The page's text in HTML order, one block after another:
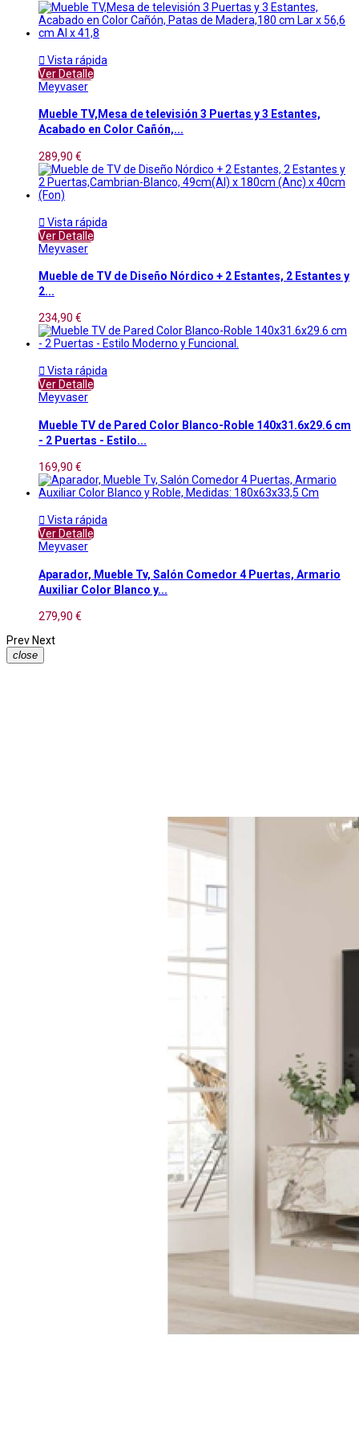
 Vista rápida
Ver Detalle
Meyvaser
Mueble TV,Mesa de televisión 3 Puertas y 3 Estantes,
Acabado en Color Cañón,...
289,90 €
 Vista rápida
Ver Detalle
Meyvaser
Mueble de TV de Diseño Nórdico + 2 Estantes, 2 Estantes y
2...
234,90 €
 Vista rápida
Ver Detalle
Meyvaser
Mueble TV de Pared Color Blanco-Roble 140x31.6x29.6 cm
- 2 Puertas - Estilo...
169,90 €
 Vista rápida
Ver Detalle
Meyvaser
Aparador, Mueble Tv, Salón Comedor 4 Puertas, Armario
Auxiliar Color Blanco y...
279,90 €
Prev Next
close